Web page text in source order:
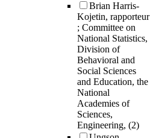
Brian Harris-
Kojetin, rapporteur
; Committee on
National Statistics,
Division of
Behavioral and
Social Sciences
and Education, the
National
Academies of
Sciences,
Engineering, (2)